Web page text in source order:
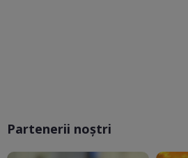
Partenerii noștri